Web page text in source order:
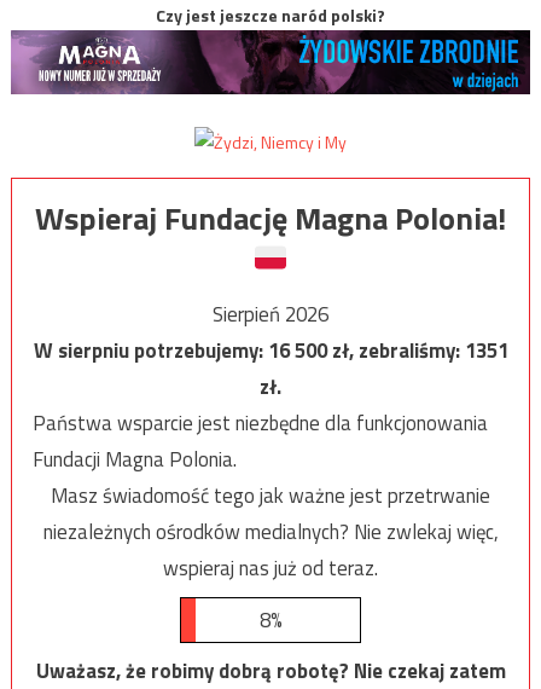
Czy jest jeszcze naród polski?
Wspieraj Fundację Magna Polonia!
Sierpień 2026
W sierpniu potrzebujemy:16 500zł, zebraliśmy:1351
zł.
Państwa wsparcie jest niezbędne dla funkcjonowania
Fundacji Magna Polonia.
Masz świadomość tego jak ważne jest przetrwanie
niezależnych ośrodków medialnych? Nie zwlekaj więc,
wspieraj nas już od teraz.
8%
Uważasz, że robimy dobrą robotę? Nie czekaj zatem